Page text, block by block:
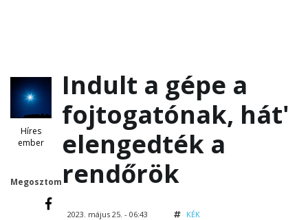
Híres
ember
Megosztom
Indult a gépe a
fojtogatónak, hát'
elengedték a
rendőrök
2023. május 25. - 06:43 KÉK